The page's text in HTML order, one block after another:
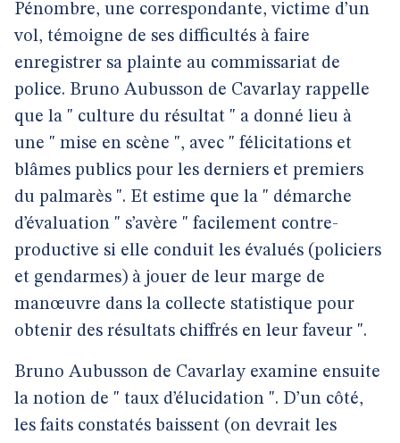
Pénombre, une correspondante, victime d’un
vol, témoigne de ses difficultés à faire
enregistrer sa plainte au commissariat de
police. Bruno Aubusson de Cavarlay rappelle
que la " culture du résultat " a donné lieu à
une " mise en scène ", avec " félicitations et
blâmes publics pour les derniers et premiers
du palmarès ". Et estime que la " démarche
d’évaluation " s’avère " facilement contre-
productive si elle conduit les évalués (policiers
et gendarmes) à jouer de leur marge de
manœuvre dans la collecte statistique pour
obtenir des résultats chiffrés en leur faveur ".
Bruno Aubusson de Cavarlay examine ensuite
la notion de " taux d’élucidation ". D’un côté,
les faits constatés baissent (on devrait les